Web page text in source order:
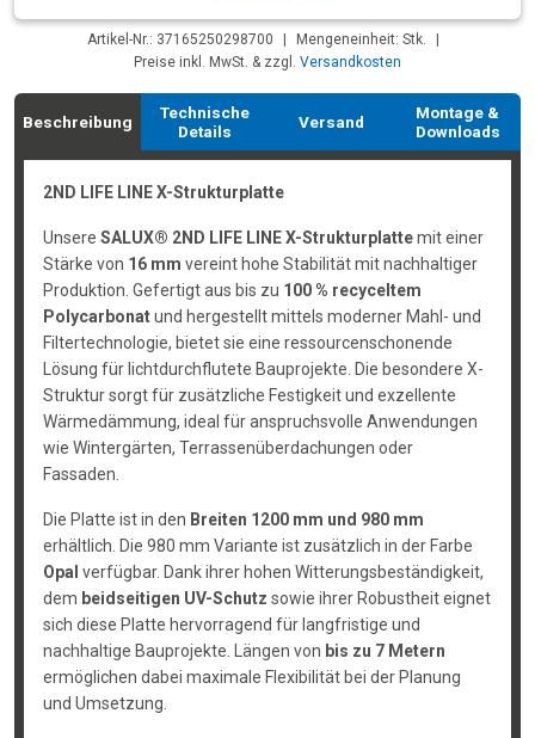
Artikel-Nr.: 37165250298700 | Mengeneinheit: Stk.
|
Preise inkl. MwSt. & zzgl. Versandkosten
Beschreibung
Technische
Details
Versand
Montage &
Downloads
2ND LIFE LINE X-Strukturplatte
Unsere SALUX® 2ND LIFE LINE X-Strukturplattemit einer
Stärke von 16 mm vereint hohe Stabilität mit nachhaltiger
Produktion. Gefertigt aus bis zu 100 % recyceltem
Polycarbonatund hergestellt mittels moderner Mahl- und
Filtertechnologie, bietet sie eine ressourcenschonende
Lösung für lichtdurchflutete Bauprojekte. Die besondere X-
Struktur sorgt für zusätzliche Festigkeit und exzellente
Wärmedämmung, ideal für anspruchsvolle Anwendungen
wie Wintergärten, Terrassenüberdachungen oder
Fassaden.
Die Platte ist in den Breiten 1200 mm und 980 mm
erhältlich. Die 980 mm Variante ist zusätzlich in der Farbe
Opal verfügbar. Dank ihrer hohen Witterungsbeständigkeit,
dem beidseitigen UV-Schutz sowie ihrer Robustheit eignet
sich diese Platte hervorragend für langfristige und
nachhaltige Bauprojekte. Längen von bis zu 7 Metern
ermöglichen dabei maximale Flexibilität bei der Planung
und Umsetzung.